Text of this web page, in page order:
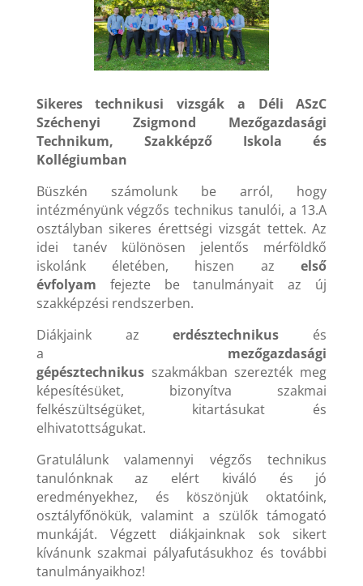
Sikeres technikusi vizsgák a Déli ASzC
Széchenyi Zsigmond Mezőgazdasági
Technikum, Szakképző Iskola és
Kollégiumban
Büszkén számolunk be arról, hogy
intézményünk végzős technikus tanulói, a 13.A
osztályban sikeres érettségi vizsgát tettek. Az
idei tanév különösen jelentős mérföldkő
iskolánk életében, hiszen azelső
évfolyam fejezte be tanulmányait az új
szakképzési rendszerben.
Diákjaink azerdésztechnikus és
a mezőgazdasági
gépésztechnikusszakmákban szerezték meg
képesítésüket, bizonyítva szakmai
felkészültségüket, kitartásukat és
elhivatottságukat.
Gratulálunk valamennyi végzős technikus
tanulónknak az elért kiváló és jó
eredményekhez, és köszönjük oktatóink,
osztályfőnökük, valamint a szülők támogató
munkáját. Végzett diákjainknak sok sikert
kívánunk szakmai pályafutásukhoz és további
tanulmányaikhoz!